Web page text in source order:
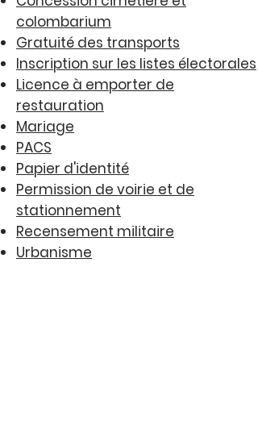
colombarium
Gratuité des transports
Inscription sur les listes électorales
Licence à emporter de
restauration
Mariage
PACS
Papier d'identité
Permission de voirie et de
stationnement
Recensement militaire
Urbanisme